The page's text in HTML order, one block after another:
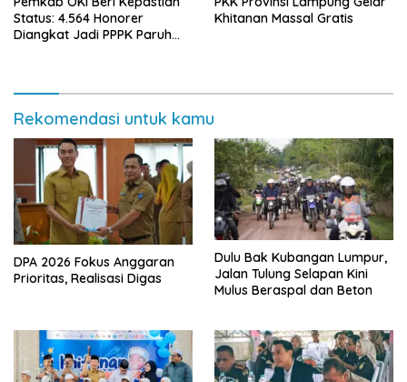
Status: 4.564 Honorer
Diangkat Jadi PPPK Paruh
Khitanan Massal Gratis
Rekomendasi untuk kamu
DPA 2026 Fokus Anggaran
Prioritas, Realisasi Digas
Dulu Bak Kubangan Lumpur,
Jalan Tulung Selapan Kini
Mulus Beraspal dan Beton